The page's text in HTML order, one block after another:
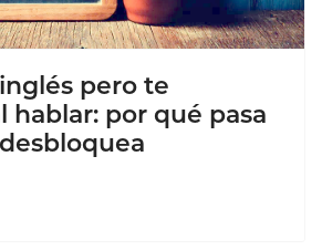
pero te
hablar: por qué pasa